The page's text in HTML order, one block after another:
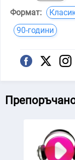
Формат:
90-години